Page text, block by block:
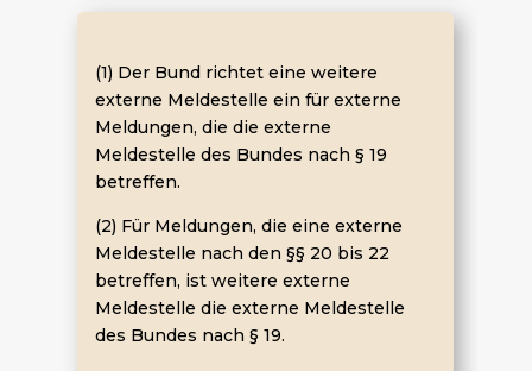
(1) Der Bund richtet eine weitere
externe Meldestelle ein für externe
Meldungen, die die externe
Meldestelle des Bundes nach § 19
betreffen.
(2) Für Meldungen, die eine externe
Meldestelle nach den §§ 20 bis 22
betreffen, ist weitere externe
Meldestelle die externe Meldestelle
des Bundes nach § 19.